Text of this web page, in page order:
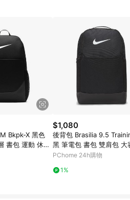
Bkpk-X 黑色
書包 運動 休閒
$1,080
後背包 Brasilia 9.5
黑 筆電包 書包 雙肩包 大
H7709-010
PChome 24h購物
1%